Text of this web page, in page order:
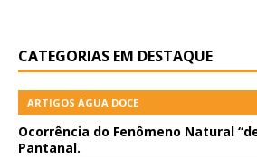
CATEGORIAS EM DESTAQUE
ARTIGOS ÁGUA DOCE
Ocorrência do Fenômeno Natural
Pantanal.